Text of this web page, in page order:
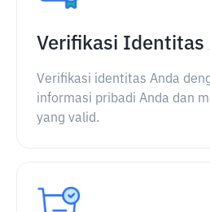
Verifikasi Identitas
Verifikasi identitas Anda
informasi pribadi Anda dan
yang valid.